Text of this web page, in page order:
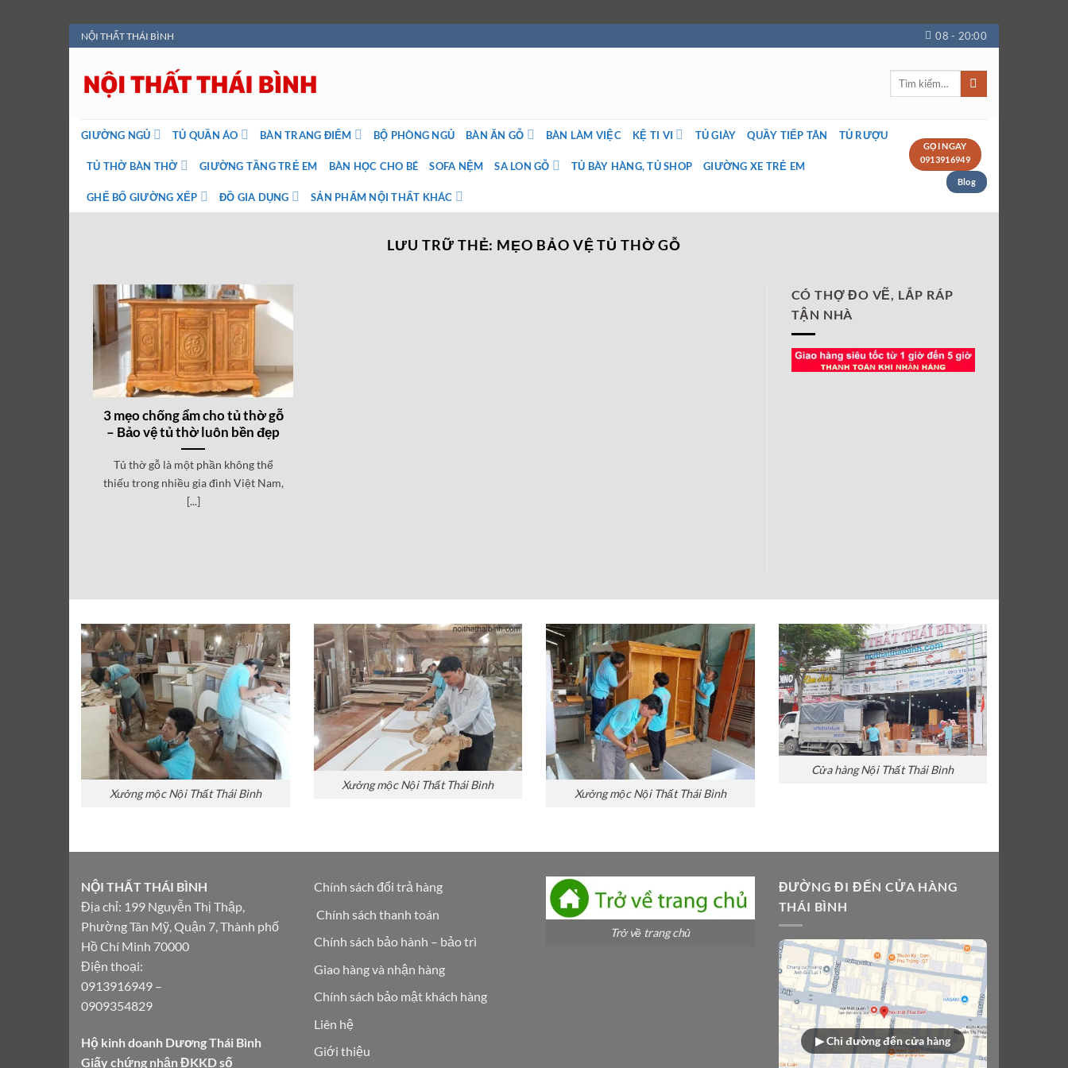
Bỏ
qua
nội
dung
NỘI THẤT THÁI BÌNH 08 - 20:00
Tìm
GIƯỜNG NGỦ TỦ QUẦN ÁO BÀN TRANG ĐIỂM BỘ PHÒNG NGỦ BÀN ĂN GỖ BÀN LÀM VIỆC KỆ TI VI TỦ GIÀY QUẦY TIẾP TÂN TỦ RƯỢU
TỦ THỜ BÀN THỜ GIƯỜNG TẦNG TRẺ EM BÀN HỌC CHO BÉ SOFA NỆM SA LON GỖ TỦ BÀY HÀNG, TỦ SHOP GIƯỜNG XE TRẺ EM
GHẾ BỐ GIƯỜNG XẾP ĐỒ GIA DỤNG SẢN PHẨM NỘI THẤT KHÁC
GỌI NGAY
0913916949
Blog
LƯU TRỮ THẺ: MẸO BẢO VỆ TỦ THỜ GỖ
3 mẹo chống ẩm cho tủ thờ gỗ
– Bảo vệ tủ thờ luôn bền đẹp
Tủ thờ gỗ là một phần không thể
thiếu trong nhiều gia đình Việt Nam,
[...]
CÓ THỢ ĐO VẼ, LẮP RÁP
TẬN NHÀ
Xưởng mộc Nội Thất Thái Bình
Xưởng mộc Nội Thất Thái Bình
Xưởng mộc Nội Thất Thái Bình
Cửa hàng Nội Thất Thái Bình
NỘI THẤT THÁI BÌNH
Địa chỉ: 199 Nguyễn Thị Thập,
Phường Tân Mỹ, Quận 7, Thành phố
Hồ Chí Minh 70000
Điện thoại:
0913916949 –
0909354829
Hộ kinh doanh Dương Thái Bình
Giấy chứng nhận ĐKKD số
Chính sách đổi trả hàng
Chính sách thanh toán
Chính sách bảo hành – bảo trì
Giao hàng và nhận hàng
Chính sách bảo mật khách hàng
Liên hệ
Giới thiệu
Trở về trang chủ
ĐƯỜNG ĐI ĐẾN CỬA HÀNG
THÁI BÌNH
▶ Chỉ đường đến cửa hàng